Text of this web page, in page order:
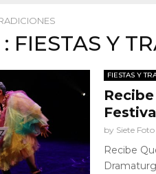
FIESTAS Y
FIESTAS Y
by Siete Foto
Recibe